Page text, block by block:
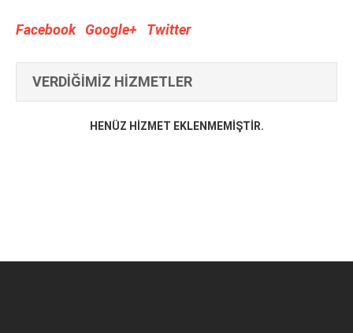
Facebook Google+ Twitter
VERDİĞİMİZ HİZMETLER
HENÜZ HIZMET EKLENMEMIŞTIR.